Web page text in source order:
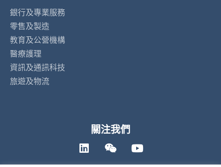
銀行及專業服務
零售及製造
教育及公營機構
醫療護理
資訊及通訊科技
旅遊及物流
關注我們